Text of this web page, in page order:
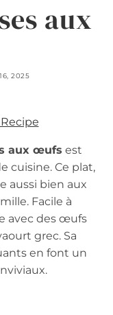
aux
2025
aux œufs est
cuisine. Ce plat,
aussi bien aux
Facile à
avec des œufs
grec. Sa
en font un